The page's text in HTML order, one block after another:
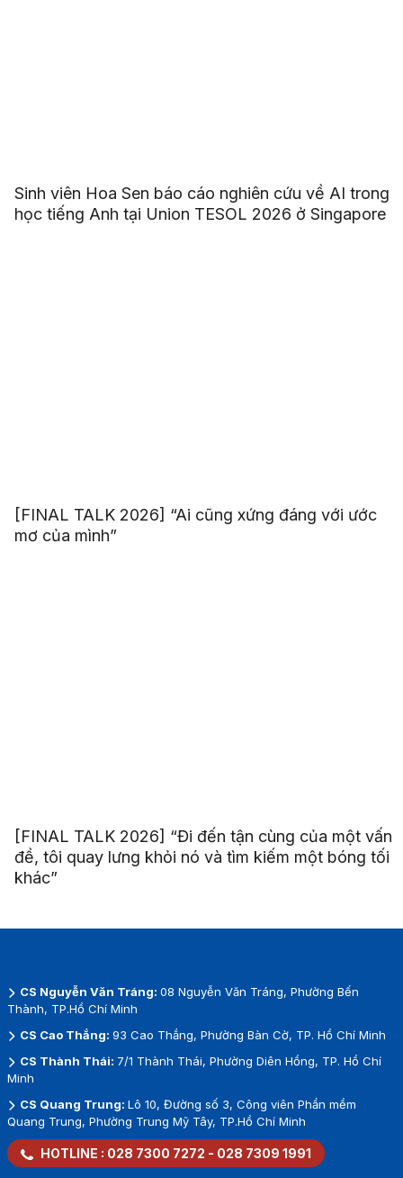
Sinh viên Hoa Sen báo cáo nghiên cứu về AI trong
học tiếng Anh tại Union TESOL 2026 ở Singapore
[FINAL TALK 2026] “Ai cũng xứng đáng với ước
mơ của mình”
[FINAL TALK 2026] “Đi đến tận cùng của một vấn
đề, tôi quay lưng khỏi nó và tìm kiếm một bóng tối
khác”
CS Nguyễn Văn Tráng: 08 Nguyễn Văn Tráng, Phường Bến
Thành, TP.Hồ Chí Minh
CS Cao Thắng: 93 Cao Thắng, Phường Bàn Cờ, TP. Hồ Chí Minh
CS Thành Thái: 7/1 Thành Thái, Phường Diên Hồng, TP. Hồ Chí
Minh
CS Quang Trung: Lô 10, Đường số 3, Công viên Phần mềm
Quang Trung, Phường Trung Mỹ Tây, TP.Hồ Chí Minh
HOTLINE : 028 7300 7272 - 028 7309 1991